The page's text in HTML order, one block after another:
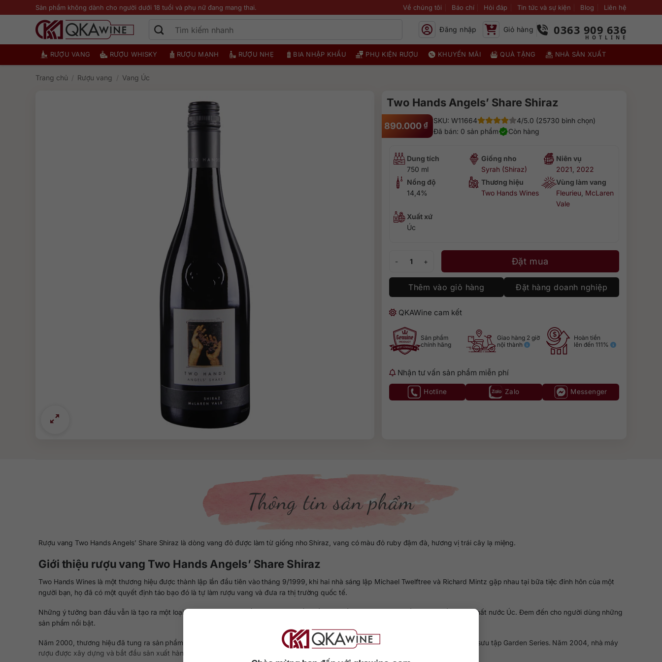
qua
Sản phẩm không dành cho người dưới 18 tuổi và phụ nữ đang mang thai. Về chúng tôi Báo chí Hỏi đáp Tin tức và sự kiện Blog Liên hệ
Đăng nhập Giỏ hàng 0363 909 636
RƯỢU VANG RƯỢU WHISKY RƯỢU MẠNH RƯỢU NHẸ BIA NHẬP KHẨU PHỤ KIỆN RƯỢU KHUYẾN MÃI QUÀ TẶNG NHÀ SẢN XUẤT
Trang chủ / Rượu vang / Vang Úc
Two Hands Angels’ Share Shiraz
890.000 ₫ SKU: W11664
4/5.0 (25730 bình chọn)
Đã bán: 0 sản phẩm
Còn hàng
Dung tích
750 ml
Giống nho
Syrah (Shiraz)
Niên vụ
2021 2022
Nồng độ
14,4%
Thương hiệu
Two Hands Wines
Vùng làm vang
Fleurieu McLaren
Vale
Xuất xứ
Úc
Two Hands Angels’ Share Shiraz số lượngĐặt mua
Thêm vào giỏ hàng Đặt hàng doanh nghiệp
QKAWine cam kết
Sản phẩm
chính hãng
Giao hàng 2 giờ
nội thành
Hoàn tiền
lên đến 111%
Nhận tư vấn sản phẩm miễn phí
Hotline Zalo Messenger
Thông tin sản phẩm
Rượu vang Two Hands Angels’ Share Shiraz là dòng vang đỏ được làm từ giống nho Shiraz, vang có màu đỏ ruby đậm đà, hương vị trái cây lạ miệng.
Giới thiệu rượu vang Two Hands Angels’ Share Shiraz
Two Hands Wines là một thương hiệu được thành lập lần đầu tiên vào tháng 9/1999, khi hai nhà sáng lập Michael Twelftree và Richard Mintz gặp nhau tại bữa tiệc đính hôn của một
người bạn, họ đã có một quyết định táo bạo đó là tự làm rượu vang và đưa ra thị trường quốc tế.
Những ý tưởng ban đầu vẫn là tạo ra một loại rượu vang làm từ giống nho Shiraz tốt nhất được lấy từ những vùng trồng nho chất lượng nhất nước Úc. Đem đến cho người dùng những
sản phẩm nổi bật.
Năm 2000, thương hiệu đã tung ra sản phẩm đầu tiên với khoảng đầu tư lên đến 30.000 USD. Đến năm 2003, thương hiệu lại tung ra bộ sưu tập Garden Series. Năm 2004, nhà máy
rượu được xây dựng và bắt đầu sản xuất hàng loạt những sản phẩm rượu vang.